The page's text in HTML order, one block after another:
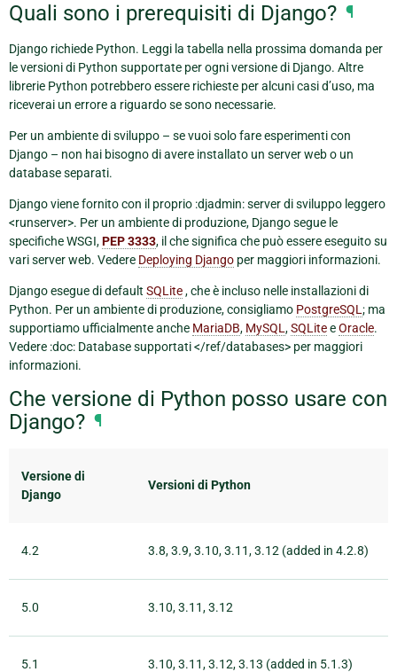
Quali sono i prerequisiti di Django? ¶
Django richiede Python. Leggi la tabella nella prossima domanda per
le versioni di Python supportate per ogni versione di Django. Altre
librerie Python potrebbero essere richieste per alcuni casi d’uso, ma
riceverai un errore a riguardo se sono necessarie.
Per un ambiente di sviluppo – se vuoi solo fare esperimenti con
Django – non hai bisogno di avere installato un server web o un
database separati.
Django viene fornito con il proprio :djadmin: server di sviluppo leggero
<runserver>. Per un ambiente di produzione, Django segue le
specifiche WSGI,PEP 3333, il che significa che può essere eseguito su
vari server web. Vedere Deploying Django per maggiori informazioni.
Django esegue di default SQLite, che è incluso nelle installazioni di
Python. Per un ambiente di produzione, consigliamo PostgreSQL ; ma
supportiamo ufficialmente anche MariaDB, MySQL ,SQLiteeOracle.
Vedere :doc: Database supportati </ref/databases> per maggiori
informazioni.
Che versione di Python posso usare con
Django? ¶
Versione di
Django
Versioni di Python
4.2 3.8, 3.9, 3.10, 3.11, 3.12 (added in 4.2.8)
5.0 3.10, 3.11, 3.12
5.1 3.10, 3.11, 3.12, 3.13 (added in 5.1.3)